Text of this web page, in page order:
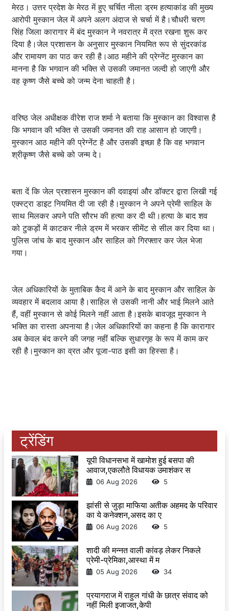
मेरठ। उत्तर प्रदेश के मेरठ में हुए चर्चित नीला ड्रम हत्याकांड की मुख्य
आरोपी मुस्कान जेल में अपने अलग अंदाज से चर्चा में है।चौधरी चरण
सिंह जिला कारागार में बंद मुस्कान ने नवरात्र में व्रत रखना शुरू कर
दिया है।जेल प्रशासन के अनुसार मुस्कान नियमित रूप से सुंदरकांड
और रामायण का पाठ कर रही है।आठ महीने की प्रेग्नेंट मुस्कान का
मानना है कि भगवान की भक्ति से उसकी जमानत जल्दी हो जाएगी और
वह कृष्ण जैसे बच्चे को जन्म देना चाहती है।
वरिष्ठ जेल अधीक्षक वीरेश राज शर्मा ने बताया कि मुस्कान का विश्वास है
कि भगवान की भक्ति से उसकी जमानत की राह आसान हो जाएगी।
मुस्कान आठ महीने की प्रेग्नेंट है और उसकी इच्छा है कि वह भगवान
श्रीकृष्ण जैसे बच्चे को जन्म दे।
बता दें कि जेल प्रशासन मुस्कान की दवाइयां और डॉक्टर द्वारा लिखी गई
एक्स्ट्रा डाइट नियमित दी जा रही है।मुस्कान ने अपने प्रेमी साहिल के
साथ मिलकर अपने पति सौरभ की हत्या कर दी थी।हत्या के बाद शव
को टुकड़ों में काटकर नीले ड्रम में भरकर सीमेंट से सील कर दिया था।
पुलिस जांच के बाद मुस्कान और साहिल को गिरफ्तार कर जेल भेजा
गया।
जेल अधिकारियों के मुताबिक कैद में आने के बाद मुस्कान और साहिल के
व्यवहार में बदलाव आया है।साहिल से उसकी नानी और भाई मिलने आते
हैं, वहीं मुस्कान से कोई मिलने नहीं आता है।इसके बावजूद मुस्कान ने
भक्ति का रास्ता अपनाया है।जेल अधिकारियों का कहना है कि कारागार
अब केवल बंद करने की जगह नहीं बल्कि सुधारगृह के रूप में काम कर
रही है।मुस्कान का व्रत और पूजा-पाठ इसी का हिस्सा है।
ट्रेंडिंग
यूपी विधानसभा में खामोश हुई बसपा की
आवाज,एकलौते विधायक उमाशंकर स
06 Aug 2026 5
झांसी से जुड़ा माफिया अतीक अहमद के परिवार
का ये कनेक्शन,असद का ए
06 Aug 2026 5
शादी की मन्नत वाली कांवड़ लेकर निकले
प्रेमी-प्रेमिका,आस्था में म
05 Aug 2026 34
प्रयागराज में राहुल गांधी के छात्र संवाद को
नहीं मिली इजाजत,केपी